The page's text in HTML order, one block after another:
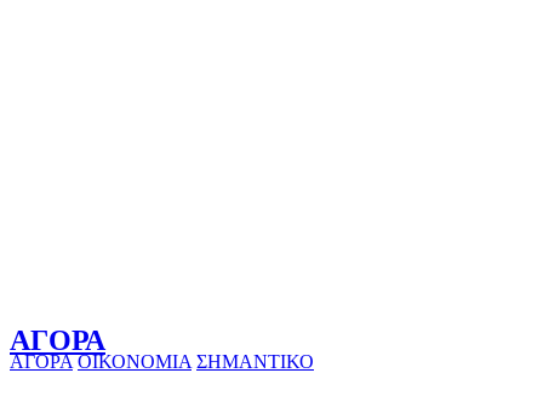
ΑΓΟΡΑ
ΑΓΟΡΑ ΟΙΚΟΝΟΜΙΑ ΣΗΜΑΝΤΙΚΟ